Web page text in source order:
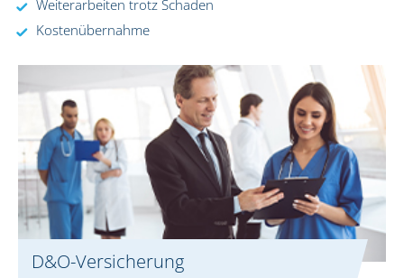
Weiterarbeiten trotz Schaden
Kostenübernahme
D&O-Versicherung